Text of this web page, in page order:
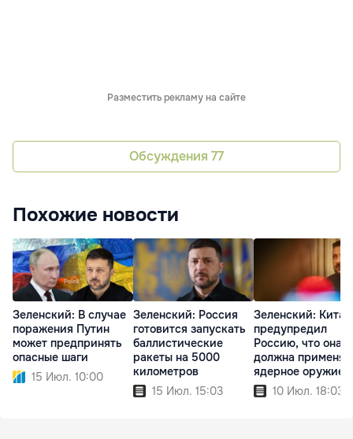
Разместить рекламу на сайте
Обсуждения 77
Похожие новости
Зеленский: В случае
поражения Путин
может предпринять
опасные шаги
15 Июл. 10:00
Зеленский: Россия
готовится запускать
баллистические
ракеты на 5000
километров
15 Июл. 15:03
Зеленский: Китай
предупредил
Россию, что она
должна
ядерное оружие
10 Июл. 18:03